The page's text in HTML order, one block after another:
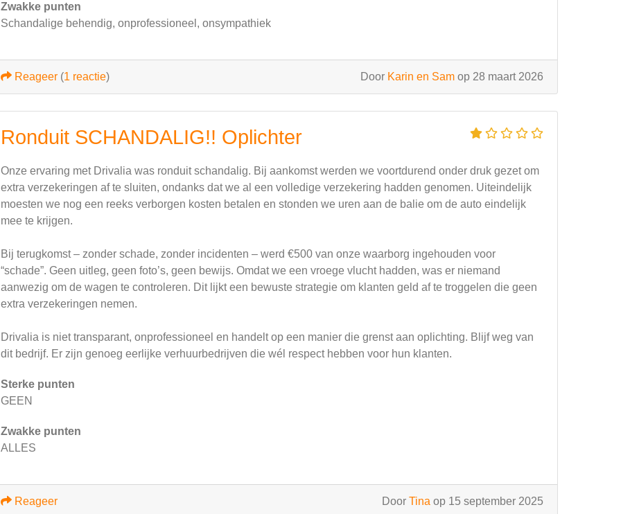
Zwakke punten
Schandalige behendig, onprofessioneel, onsympathiek
Door Karin en Sam op 28 maart 2026
Reageer (1 reactie)
Ronduit SCHANDALIG!! Oplichter
Onze ervaring met Drivalia was ronduit schandalig. Bij aankomst werden we voortdurend onder druk gezet om
extra verzekeringen af te sluiten, ondanks dat we al een volledige verzekering hadden genomen. Uiteindelijk
moesten we nog een reeks verborgen kosten betalen en stonden we uren aan de balie om de auto eindelijk
mee te krijgen.
Bij terugkomst – zonder schade, zonder incidenten – werd €500 van onze waarborg ingehouden voor
“schade”. Geen uitleg, geen foto’s, geen bewijs. Omdat we een vroege vlucht hadden, was er niemand
aanwezig om de wagen te controleren. Dit lijkt een bewuste strategie om klanten geld af te troggelen die geen
extra verzekeringen nemen.
Drivalia is niet transparant, onprofessioneel en handelt op een manier die grenst aan oplichting. Blijf weg van
dit bedrijf. Er zijn genoeg eerlijke verhuurbedrijven die wél respect hebben voor hun klanten.
Sterke punten
GEEN
Zwakke punten
ALLES
Door Tina op 15 september 2025
Reageer